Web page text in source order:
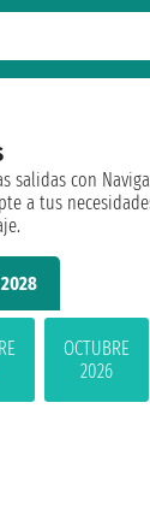
salidas con
a tus
2028
OCTUBRE
2026